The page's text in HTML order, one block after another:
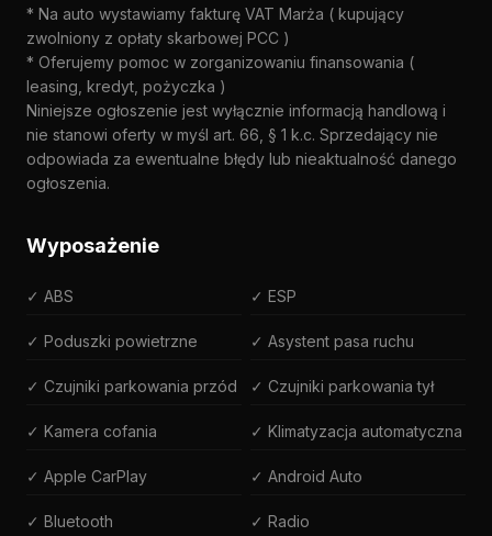
* Na auto wystawiamy fakturę VAT Marża ( kupujący
zwolniony z opłaty skarbowej PCC )
* Oferujemy pomoc w zorganizowaniu finansowania (
leasing, kredyt, pożyczka )
Niniejsze ogłoszenie jest wyłącznie informacją handlową i
nie stanowi oferty w myśl art. 66, § 1 k.c. Sprzedający nie
odpowiada za ewentualne błędy lub nieaktualność danego
ogłoszenia.
Wyposażenie
✓ ABS ✓ ESP
✓ Poduszki powietrzne ✓ Asystent pasa ruchu
✓ Czujniki parkowania przód ✓ Czujniki parkowania tył
✓ Kamera cofania ✓ Klimatyzacja automatyczna
✓ Apple CarPlay ✓ Android Auto
✓ Bluetooth ✓ Radio